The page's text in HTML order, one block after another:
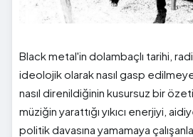
Black metal'in dolambaçlı tarihi,
ideolojik olarak nasıl gasp edilmeye
nasıl direnildiğinin kusursuz bir
müziğin yarattığı yıkıcı enerjiyi,
politik davasına yamamaya